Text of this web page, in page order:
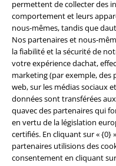
permettent de collecter des
comportement et leurs
nous-mêmes, tandis que
Nos partenaires et nous-
la fiabilité et la sécurité de
votre expérience dachat,
marketing (par exemple, des
web, sur les médias sociaux
données sont transférées
quavec des partenaires qui
en vertu de la législation
certifiés. En cliquant sur « {0}
partenaires utilisions des
consentement en cliquant sur
Légal
Conditions générales
Éditeur
Clauses de confidentialité